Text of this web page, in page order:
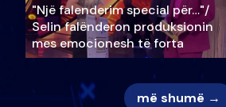
"Një falenderim special për…"/
Selin falënderon produksionin
mes emocionesh të forta
më shumë →